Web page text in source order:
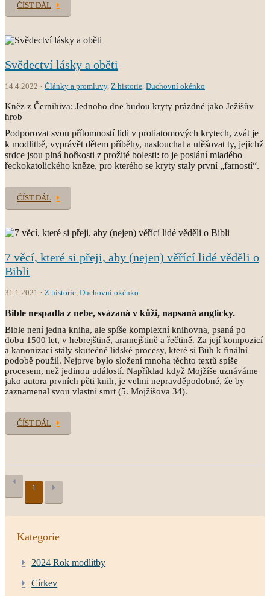
ČÍST DÁL
Svědectví lásky a oběti
14.4.2022 Články a promluvy, Z historie, Duchovní okénko
Kněz z Černihiva: Jednoho dne budou kryty prázdné jako Ježíšův
hrob
Podporovat svou přítomností lidi v protiatomových krytech, zvát je
k modlitbě, vyprávět dětem příběhy, naslouchat a utěšovat ty, jejichž
srdce jsou plná hořkosti z prožité bolesti: to je poslání mladého
řeckokatolického kněze, pro kterého se kryty staly první „farností“.
ČÍST DÁL
7 věcí, které si přeji, aby (nejen) věřící lidé věděli o
Bibli
31.1.2021 Z historie, Duchovní okénko
Bible nespadla z nebe, svázaná v kůži, napsaná anglicky.
Bible není jedna kniha, ale spíše komplexní knihovna, psaná po
dobu 1500 let, v hebrejštině, aramejštině a řečtině. Za její kompozicí
a kanonizací stály skutečné lidské procesy, které si Bůh k finální
podobě použil. Nejprve bylo složení mnoha těchto textů spíše
procesem, než jedinou událostí. Například když Mojžíše uznáváme
jako autora prvních pěti knih, je velmi nepravděpodobné, že by
zaznamenal svou vlastní smrt (5. Mojžíšova 34).
ČÍST DÁL
1
Kategorie
2024 Rok modlitby
Církev